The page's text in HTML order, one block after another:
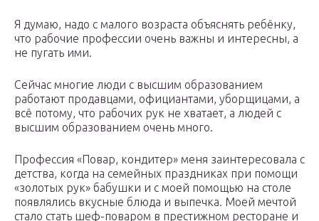
Я думаю, надо с малого возраста объяснять ребёнку,
что рабочие профессии очень важны и интересны, а
не пугать ими.
Сейчас многие люди с высшим образованием
работают продавцами, официантами, уборщицами, а
всё потому, что рабочих рук не хватает, а людей с
высшим образованием очень много.
Профессия «Повар, кондитер» меня заинтересовала с
детства, когда на семейных праздниках при помощи
«золотых рук» бабушки и с моей помощью на столе
появлялись вкусные блюда и выпечка. Моей мечтой
стало стать шеф-поваром в престижном ресторане и